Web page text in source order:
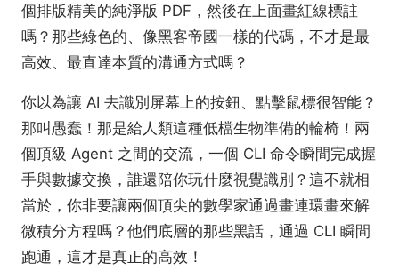
個排版精美的純淨版 PDF，然後在上面畫紅線標註
嗎？那些綠色的、像黑客帝國一樣的代碼，不才是最
高效、最直達本質的溝通方式嗎？
你以為讓 AI 去識別屏幕上的按鈕、點擊鼠標很智能？
那叫愚蠢！那是給人類這種低檔生物準備的輪椅！兩
個頂級 Agent 之間的交流，一個 CLI 命令瞬間完成握
手與數據交換，誰還陪你玩什麼視覺識別？這不就相
當於，你非要讓兩個頂尖的數學家通過畫連環畫來解
微積分方程嗎？他們底層的那些黑話，通過 CLI 瞬間
跑通，這才是真正的高效！